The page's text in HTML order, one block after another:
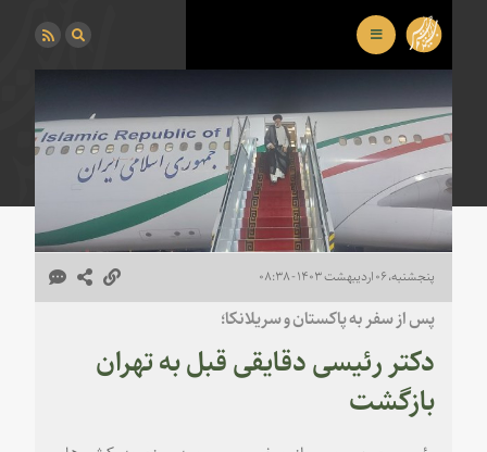
پنجشنبه، ۰۶ اردیبهشت ۱۴۰۳ - ۰۸:۳۸
پس از سفر به پاکستان و سریلانکا؛
دکتر رئیسی دقایقی قبل به تهران
بازگشت